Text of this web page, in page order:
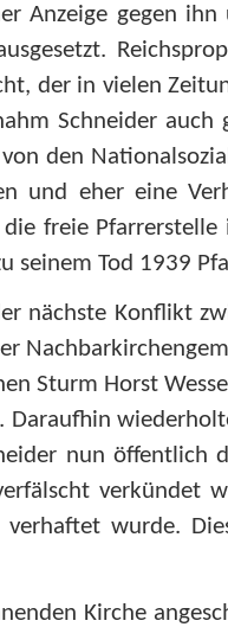
Anzeige gegen
der in vielen
Schneider auch
den
und eher eine
freie Pfarrerstelle
seinem Tod 1939
nächste Konflikt
Sturm Horst
Daraufhin
nun öffentlich
verkündet
wurde.
Kirche